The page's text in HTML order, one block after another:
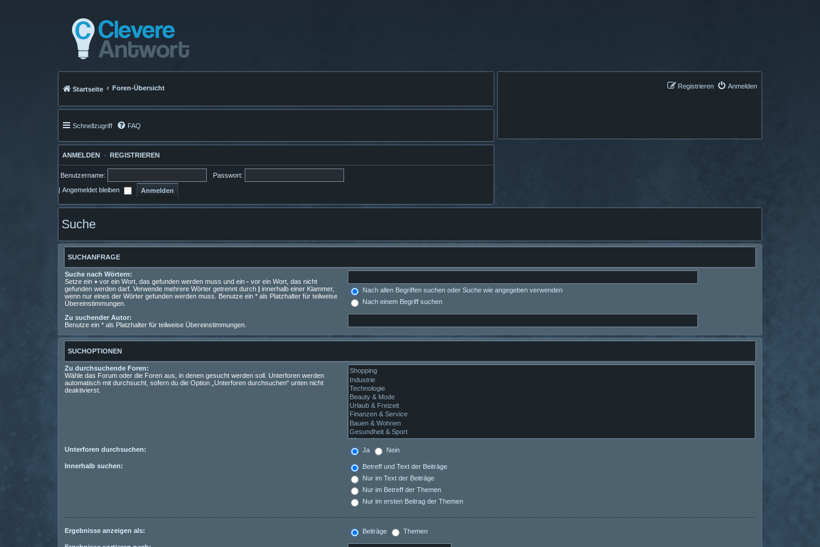
Anmelden
Registrieren
Startseite Foren-Übersicht
Schnellzugriff FAQ
ANMELDEN • REGISTRIEREN
Benutzername: Passwort:
Angemeldet bleiben
Suche
SUCHANFRAGE
Suche nach Wörtern:
Setze ein + vor ein Wort, das gefunden werden muss und ein - vor ein Wort, das nicht
gefunden werden darf. Verwende mehrere Wörter getrennt durch
innerhalb einer Klammer,
wenn nur eines der Wörter gefunden werden muss. Benutze ein * als Platzhalter für teilweise
Übereinstimmungen.
Nach allen Begriffen suchen oder Suche wie angegeben verwenden
Nach einem Begriff suchen
Zu suchender Autor:
Benutze ein * als Platzhalter für teilweise Übereinstimmungen.
SUCHOPTIONEN
Zu durchsuchende Foren:
Wähle das Forum oder die Foren aus, in denen gesucht werden soll. Unterforen werden
automatisch mit durchsucht, sofern du die Option „Unterforen durchsuchen“ unten nicht
deaktivierst.
Unterforen durchsuchen: Ja Nein
Innerhalb suchen:
Betreff und Text der Beiträge
Nur im Text der Beiträge
Nur im Betreff der Themen
Nur im ersten Beitrag der Themen
Ergebnisse anzeigen als: Beiträge Themen